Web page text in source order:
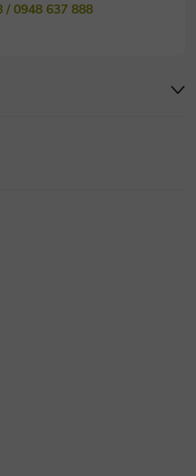
/ 0948 637 888